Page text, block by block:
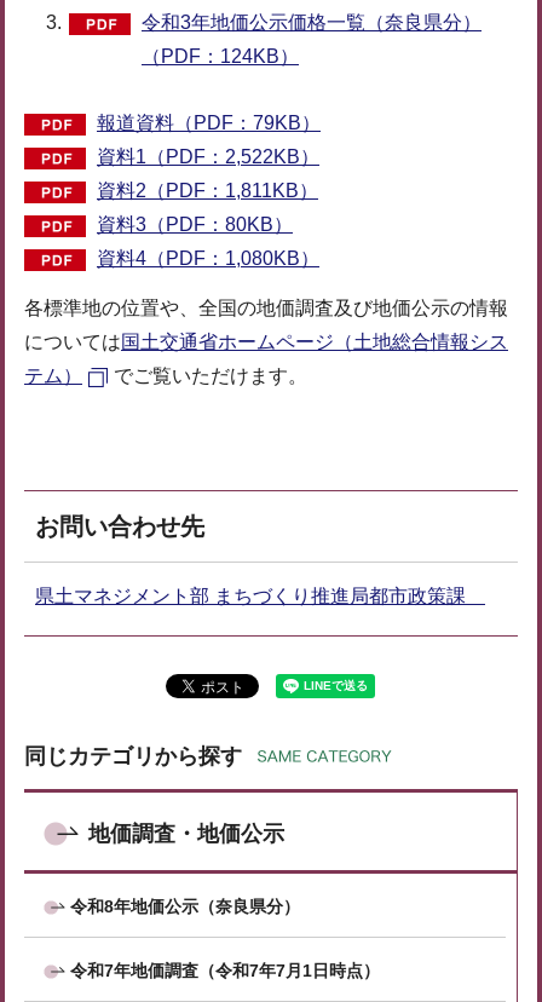
令和3年地価公示価格一覧（奈良県分）
（PDF：124KB）
報道資料（PDF：79KB）
資料1（PDF：2,522KB）
資料2（PDF：1,811KB）
資料3（PDF：80KB）
資料4（PDF：1,080KB）
各標準地の位置や、全国の地価調査及び地価公示の情報
については国土交通省ホームページ（土地総合情報シス
テム）
でご覧いただけます。
お問い合わせ先
県土マネジメント部 まちづくり推進局都市政策課
同じカテゴリから探す
地価調査・地価公示
令和8年地価公示（奈良県分）
令和7年地価調査（令和7年7月1日時点）